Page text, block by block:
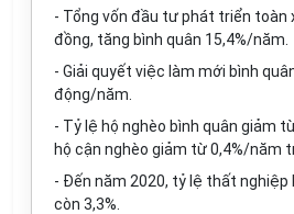
- Tổng vốn đầu tư phát triển toàn
đồng, tăng bình quân 15,4%/năm.
- Giải quyết việc làm mới bình
động/năm.
- Tỷ lệ hộ nghèo bình quân giảm
hộ cận nghèo giảm từ 0,4%/năm
- Đến năm 2020, tỷ lệ thất nghiệp
còn 3,3%.